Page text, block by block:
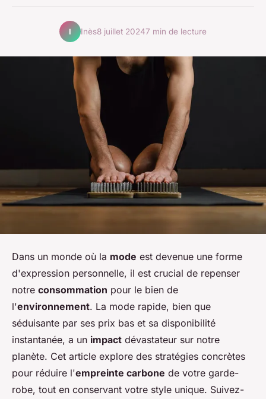
I Inès8 juillet 20247 min de lecture
Dans un monde où la mode est devenue une forme
d'expression personnelle, il est crucial de repenser
notre consommation pour le bien de
l'environnement. La mode rapide, bien que
séduisante par ses prix bas et sa disponibilité
instantanée, a un impact dévastateur sur notre
planète. Cet article explore des stratégies concrètes
pour réduire l'empreinte carbone de votre garde-
robe, tout en conservant votre style unique. Suivez-